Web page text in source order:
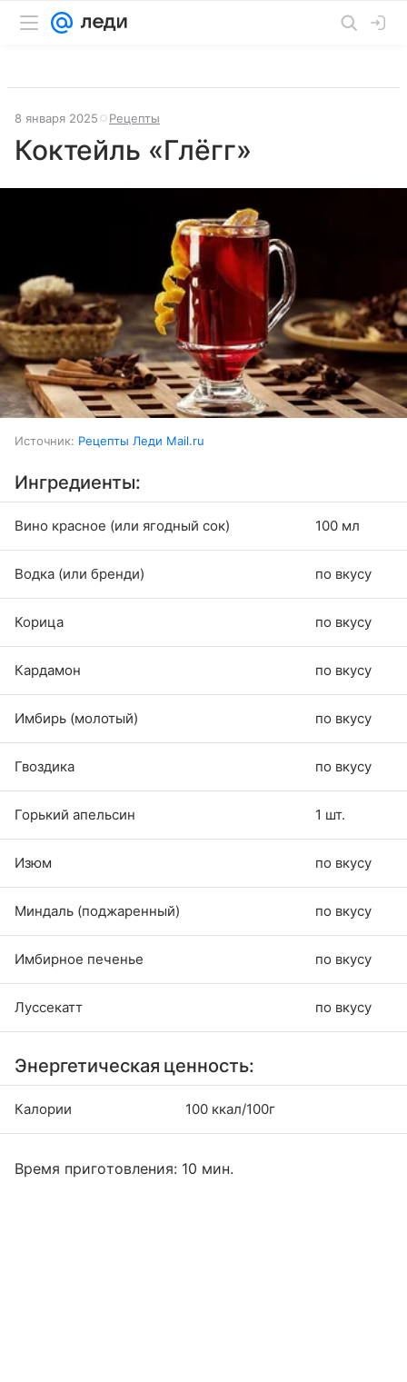
8 января 2025 Рецепты
Коктейль «Глёгг»
Источник: Рецепты Леди Mail.ru
Ингредиенты:
Вино красное (или ягодный сок) 100 мл
Водка (или бренди) по вкусу
Корица по вкусу
Кардамон по вкусу
Имбирь (молотый) по вкусу
Гвоздика по вкусу
Горький апельсин 1 шт.
Изюм по вкусу
Миндаль (поджаренный) по вкусу
Имбирное печенье по вкусу
Луссекатт по вкусу
Энергетическая ценность:
Калории 100 ккал/100г
Время приготовления: 10 мин.